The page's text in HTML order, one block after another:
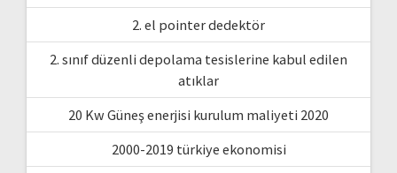
2. el pointer dedektör
2. sınıf düzenli depolama tesislerine kabul edilen
atıklar
20 Kw Güneş enerjisi kurulum maliyeti 2020
2000-2019 türkiye ekonomisi